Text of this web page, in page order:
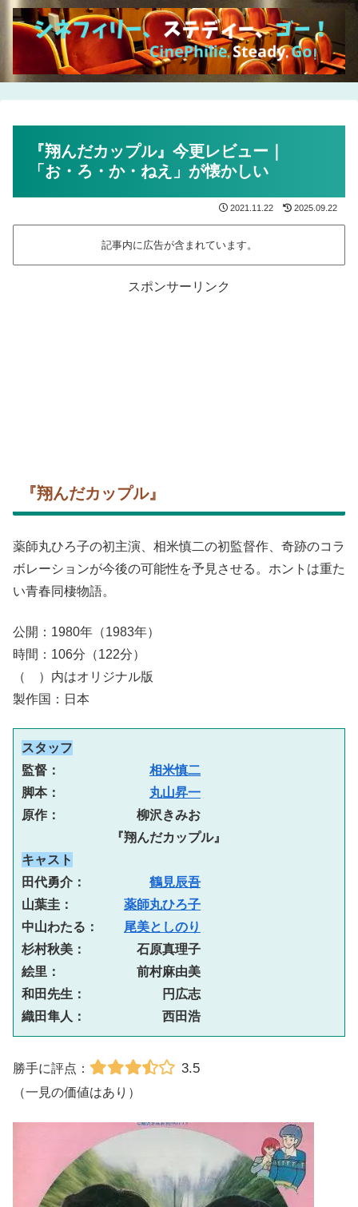
『翔んだカップル』今更レビュー｜
「お・ろ・か・ねえ」が懐かしい
2021.11.22 2025.09.22
記事内に広告が含まれています。
スポンサーリンク
『翔んだカップル』
薬師丸ひろ子の初主演、相米慎二の初監督作、奇跡のコラ
ボレーションが今後の可能性を予見させる。ホントは重た
い青春同棲物語。
公開：1980年（1983年）
時間：106分（122分）
（ ）内はオリジナル版
製作国：日本
スタッフ
監督： 相米慎二
脚本： 丸山昇一
原作：　　　　　　柳沢きみお
『翔んだカップル』
キャスト
田代勇介： 鶴見辰吾
山葉圭： 薬師丸ひろ子
中山わたる： 尾美としのり
杉村秋美：　　　　石原真理子
絵里：　　　　　　前村麻由美
和田先生：　　　　　　円広志
織田隼人：　　　　　　西田浩
勝手に評点： 3.5
（一見の価値はあり）